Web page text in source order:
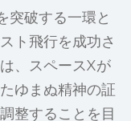
突破する一環と
ト飛行を成功さ
、スペースXが
ゆまぬ精神の証
整することを目